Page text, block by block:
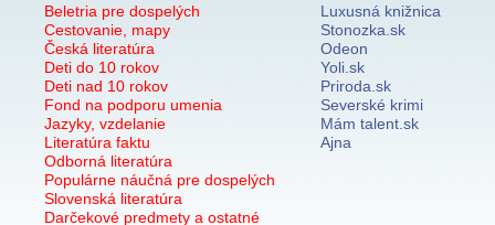
Beletria pre dospelých
Cestovanie, mapy
Česká literatúra
Deti do 10 rokov
Deti nad 10 rokov
Fond na podporu umenia
Jazyky, vzdelanie
Literatúra faktu
Odborná literatúra
Populárne náučná pre dospelých
Slovenská literatúra
Darčekové predmety a ostatné
Luxusná knižnica
Stonozka.sk
Odeon
Yoli.sk
Priroda.sk
Severské krimi
Mám talent.sk
Ajna